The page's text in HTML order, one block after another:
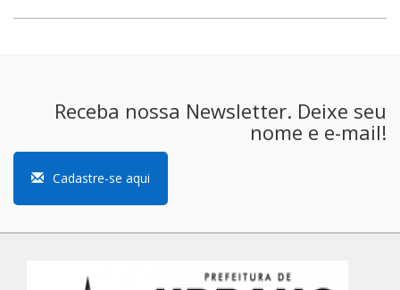
Receba nossa Newsletter. Deixe seu
nome e e-mail!
Cadastre-se aqui